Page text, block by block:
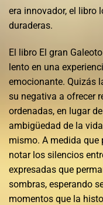
era innovador, el libro
duraderas.
El libro El gran
lento en una
emocionante. Quizás
su negativa a ofrecer
ordenadas, en lugar
ambigüedad de la
mismo. A medida que
notar los silencios
expresadas que
sombras, esperando
momentos que la